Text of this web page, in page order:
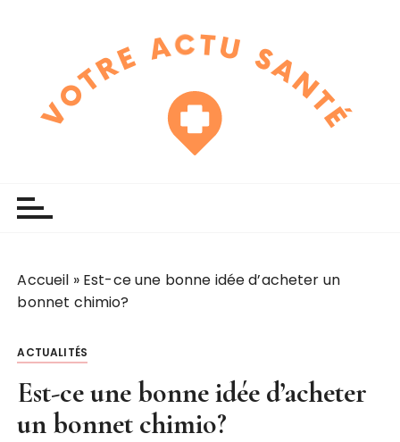
Accueil » Est-ce une bonne idée d’acheter un
bonnet chimio?
ACTUALITÉS
Est-ce une bonne idée d’acheter
un bonnet chimio?